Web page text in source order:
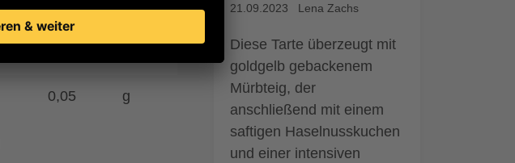
40 g
0,05 g
21.09.2023 Lena Zachs
Diese Tarte überzeugt mit
goldgelb gebackenem
Mürbteig, der
anschließend mit einem
saftigen Haselnusskuchen
und einer intensiven